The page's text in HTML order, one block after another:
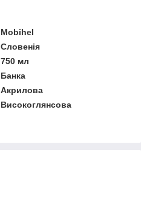
Mobihel
Словенія
750 мл
Банка
Акрилова
Високоглянсова